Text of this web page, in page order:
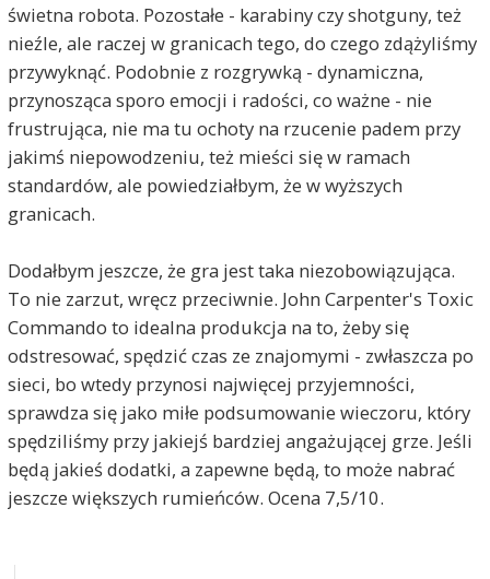
świetna robota. Pozostałe - karabiny czy shotguny, też
nieźle, ale raczej w granicach tego, do czego zdążyliśmy
przywyknąć. Podobnie z rozgrywką - dynamiczna,
przynosząca sporo emocji i radości, co ważne - nie
frustrująca, nie ma tu ochoty na rzucenie padem przy
jakimś niepowodzeniu, też mieści się w ramach
standardów, ale powiedziałbym, że w wyższych
granicach.
Dodałbym jeszcze, że gra jest taka niezobowiązująca.
To nie zarzut, wręcz przeciwnie. John Carpenter's Toxic
Commando to idealna produkcja na to, żeby się
odstresować, spędzić czas ze znajomymi - zwłaszcza po
sieci, bo wtedy przynosi najwięcej przyjemności,
sprawdza się jako miłe podsumowanie wieczoru, który
spędziliśmy przy jakiejś bardziej angażującej grze. Jeśli
będą jakieś dodatki, a zapewne będą, to może nabrać
jeszcze większych rumieńców. Ocena 7,5/10.